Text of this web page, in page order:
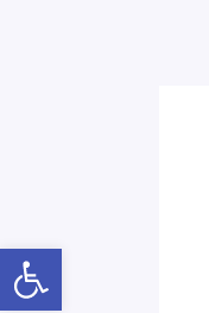
Ouvrir la barre d’outils